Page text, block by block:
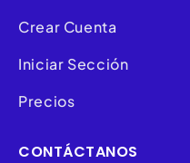
Crear Cuenta
Iniciar Sección
Precios
CONTÁCTANOS